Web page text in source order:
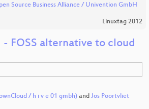
Source Business Alliance / Univention GmbH
Linuxtag 2012
FOSS alternative to cloud
/ h i v e 01 gmbh) and Jos Poortvliet